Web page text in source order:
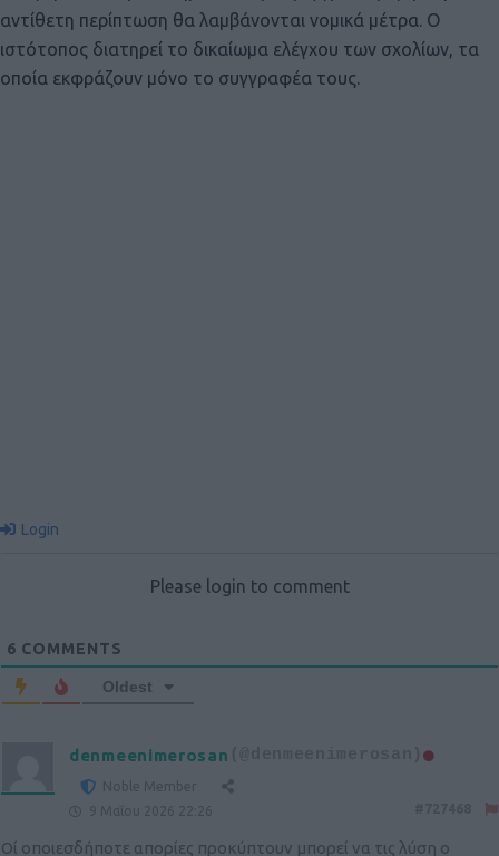
αντίθετη περίπτωση θα λαμβάνονται νομικά μέτρα. Ο
ιστότοπος διατηρεί το δικαίωμα ελέγχου των σχολίων, τα
οποία εκφράζουν μόνο το συγγραφέα τους.
Login
Please login to comment
6 COMMENTS
Oldest
denmeenimerosan (@denmeenimerosan)
Noble Member
9 Μαΐου 2026 22:26
Οί οποιεσδήποτε απορίες προκύπτουν μπορεί να τις λύση ο